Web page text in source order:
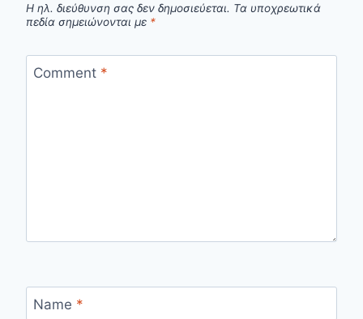
Η ηλ. διεύθυνση σας δεν δημοσιεύεται. Τα υποχρεωτικά
πεδία σημειώνονται με *
Comment *
Name *